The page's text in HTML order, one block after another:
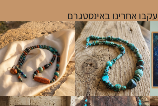
עקבו אחרינו באינסטגרם